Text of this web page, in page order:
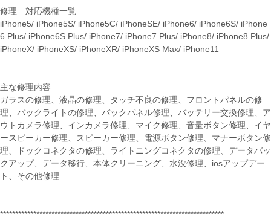
修理 対応機種一覧
iPhone5/ iPhone5S/ iPhone5C/ iPhoneSE/ iPhone6/ iPhone6S/ iPhone
6 Plus/ iPhone6S Plus/ iPhone7/ iPhone7 Plus/ iPhone8/ iPhone8 Plus/
iPhoneX/ iPhoneXS/ iPhoneXR/ iPhoneXS Max/ iPhone11
主な修理内容
ガラスの修理、液晶の修理、タッチ不良の修理、フロントパネルの修
理、バックライトの修理、バックパネル修理、バッテリー交換修理、ア
ウトカメラ修理、インカメラ修理、マイク修理、音量ボタン修理、イヤ
ースピーカー修理、スピーカー修理、電源ボタン修理、マナーボタン修
理、ドックコネクタの修理、ライトニングコネクタの修理、データバッ
クアップ、データ移行、本体クリーニング、水没修理、iosアップデー
ト、その他修理
**************************************************************************